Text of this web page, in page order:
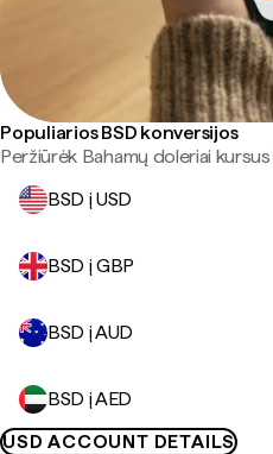
Populiarios BSD konversijos
Peržiūrėk Bahamų doleriai
BSD į USD
BSD į GBP
BSD į AUD
BSD į AED
USD ACCOUNT DETAILS